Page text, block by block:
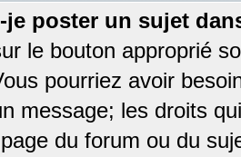
je poster un sujet
le bouton approprié
pourriez avoir
message; les droits
du forum ou du